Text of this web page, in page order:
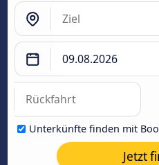
Unterkünfte finden mit
Jetzt